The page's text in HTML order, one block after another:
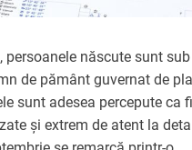
persoanele născute sunt
de pământ guvernat de
sunt adesea percepute ca
și extrem de atent la